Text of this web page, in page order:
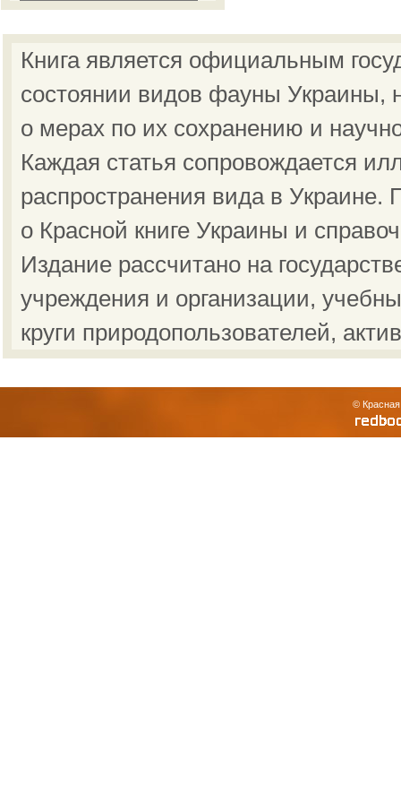
Книга является официальным
состоянии видов фауны Украины,
о мерах по их сохранению и
Каждая статья сопровождается
распространения вида в
о Красной книге Украины и
Издание рассчитано на
учреждения и организации,
круги природопользователей,
©